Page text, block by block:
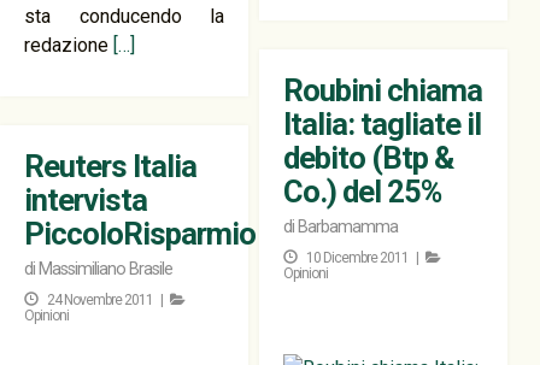
sta conducendo la
redazione […]
Roubini chiama
Italia: tagliate il
debito (Btp &
Co.) del 25%
di Barbamamma
10 Dicembre 2011 |
Opinioni
Reuters Italia
intervista
PiccoloRisparmio
di Massimiliano Brasile
24 Novembre 2011 |
Opinioni